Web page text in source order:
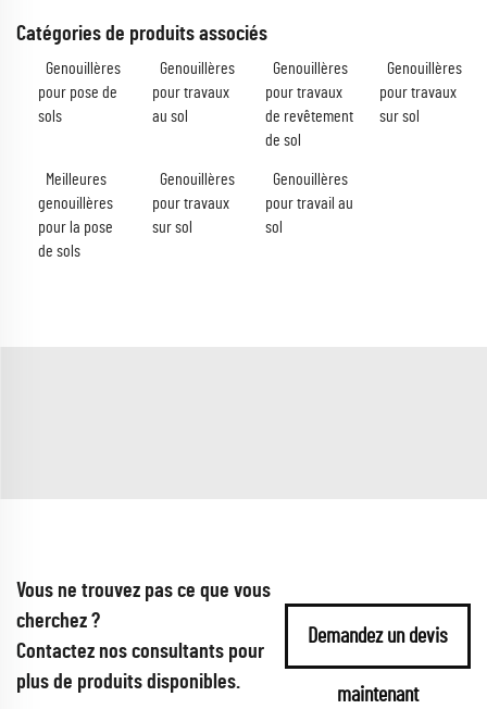
Catégories de produits associés
Genouillères
pour pose de
sols
Genouillères
pour travaux
au sol
Genouillères
pour travaux
de revêtement
de sol
Genouillères
pour travaux
sur sol
Meilleures
genouillères
pour la pose
de sols
Genouillères
pour travaux
sur sol
Genouillères
pour travail au
sol
Vous ne trouvez pas ce que vous
cherchez ?
Contactez nos consultants pour
plus de produits disponibles.
Demandez un devis
maintenant